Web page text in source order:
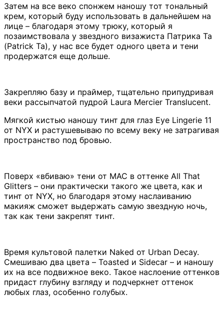
Затем на все веко спонжем наношу тот тональный
крем, который буду использовать в дальнейшем на
лице – благодаря этому трюку, который я
позаимствовала у звездного визажиста Патрика Та
(Patrick Ta), у нас все будет одного цвета и тени
продержатся еще дольше.
Закрепляю базу и праймер, тщательно припудривая
веки рассыпчатой пудрой Laura Mercier Translucent.
Мягкой кистью наношу тинт для глаз Eye Lingerie 11
от NYX и растушевываю по всему веку не затрагивая
пространство под бровью.
Поверх «вбиваю» тени от MAC в оттенке All That
Glitters – они практически такого же цвета, как и
тинт от NYX, но благодаря этому наслаиванию
макияж сможет выдержать самую звездную ночь,
так как тени закрепят тинт.
Время культовой палетки Naked от Urban Decay.
Смешиваю два цвета – Toasted и Sidecar – и наношу
их на все подвижное веко. Такое наслоение оттенков
придаст глубину взгляду и подчеркнет оттенок
любых глаз, особенно голубых.